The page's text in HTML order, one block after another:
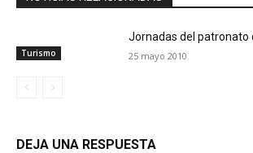
Turismo
Jornadas del patronato
25 mayo 2010
DEJA UNA RESPUESTA